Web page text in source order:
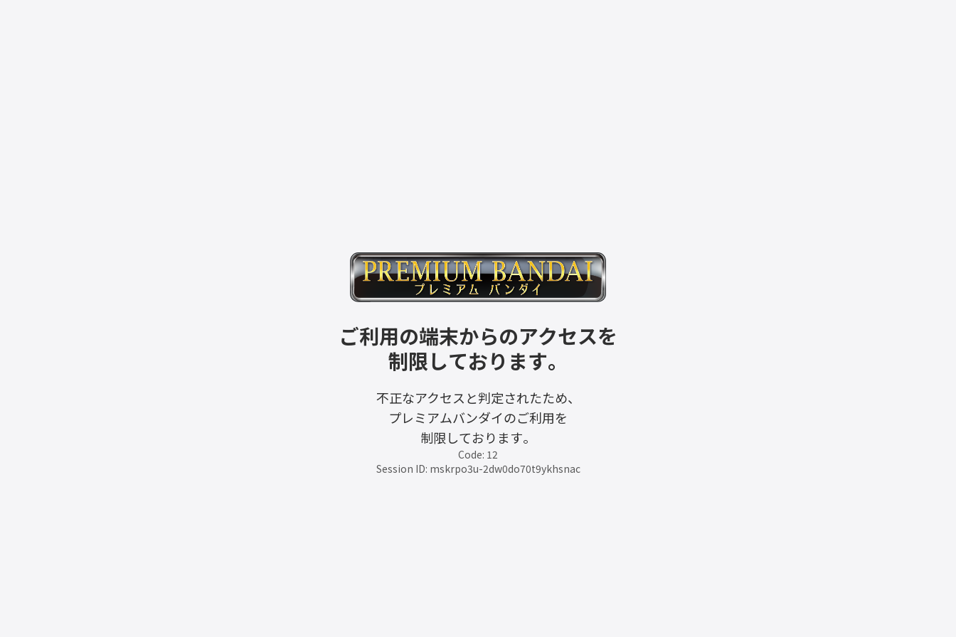
ご利用の端末からのアクセスを
制限しております。
不正なアクセスと判定されたため、
プレミアムバンダイのご利用を
制限しております。
Code: 12
Session ID: mskrpo3u-2dw0do70t9ykhsnac